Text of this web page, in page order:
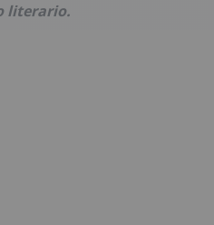
literario.